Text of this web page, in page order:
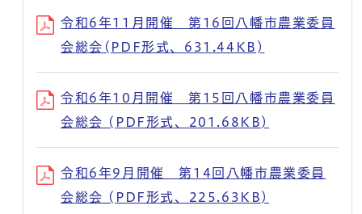
令和6年11月開催 第16回八幡市農業委員
会総会(PDF形式、631.44KB)
令和6年10月開催 第15回八幡市農業委員
会総会 (PDF形式、201.68KB)
令和6年9月開催 第14回八幡市農業委員
会総会 (PDF形式、225.63KB)